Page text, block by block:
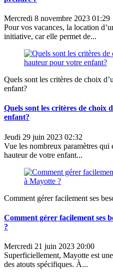
Mercredi 8 novembre 2023 01:29
Pour vos vacances, la location
initiative, car elle permet de...
Quels sont les critères de choix
enfant?
Quels sont les critères de
enfant?
Jeudi 29 juin 2023 02:32
Vue les nombreux paramètres
hauteur de votre enfant...
Comment gérer facilement ses
Comment gérer facilement ses
?
Mercredi 21 juin 2023 20:00
Superficiellement, Mayotte est
des atouts spécifiques. À...